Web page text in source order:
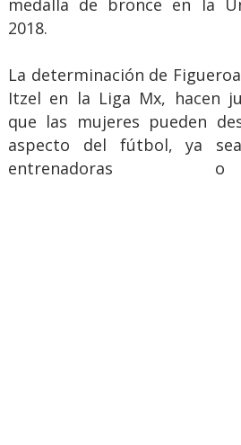
2018.
La determinación de
Itzel en la Liga Mx, hacen
que las mujeres pueden
aspecto del fútbol, ya
entrenadoras